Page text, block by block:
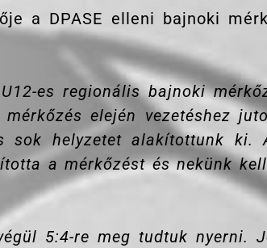
a DPASE elleni bajnoki
es regionális bajnoki
elején vezetéshez
sok helyzetet alakítottunk ki.
a mérkőzést és nekünk
5:4-re meg tudtuk nyerni.